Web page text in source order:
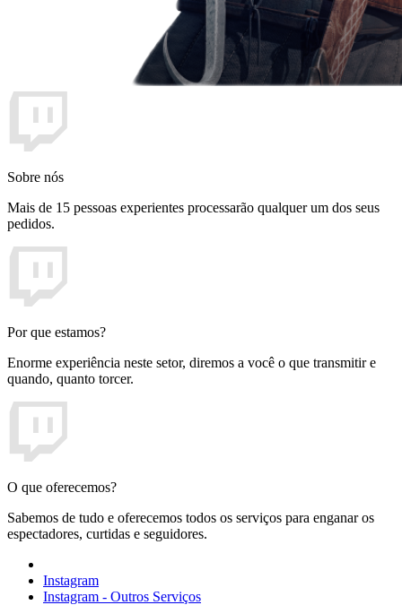
Sobre nós
Mais de 15 pessoas experientes processarão qualquer um dos seus
pedidos.
Por que estamos?
Enorme experiência neste setor, diremos a você o que transmitir e
quando, quanto torcer.
O que oferecemos?
Sabemos de tudo e oferecemos todos os serviços para enganar os
espectadores, curtidas e seguidores.
Instagram
Instagram - Outros Serviços